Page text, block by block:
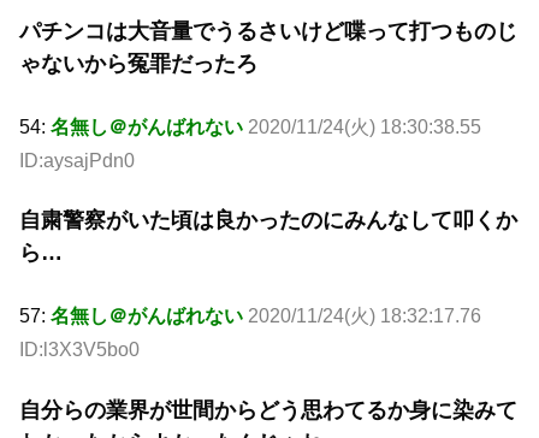
パチンコは大音量でうるさいけど喋って打つものじ
ゃないから冤罪だったろ
54: 名無し＠がんばれない 2020/11/24(火) 18:30:38.55
ID:aysajPdn0
自粛警察がいた頃は良かったのにみんなして叩くか
ら…
57: 名無し＠がんばれない 2020/11/24(火) 18:32:17.76
ID:l3X3V5bo0
自分らの業界が世間からどう思わてるか身に染みて